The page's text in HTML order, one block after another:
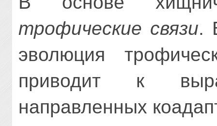
трофические связи.
эволюция
приводит к
направленных